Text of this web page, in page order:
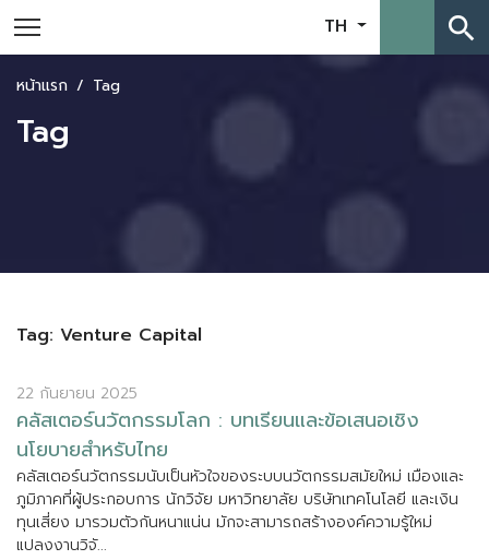
TH search
หน้าแรก Tag
Tag
Tag: Venture Capital
22 กันยายน 2025
คลสเตอรนวตกรรมโลก : บทเรยนและขอเสนอเชง
นโยบายสหรบไทย
คลสเตอรนวตกรรมนบเปนหวใจของระบบนวตกรรมสมยใหม เมองและ
ภมภาคทผประกอบการ นกวจย มหาวทยาลย บรษทเทคโนโลย และเงน
ทนเสยง มารวมตวกนหนาแนน มกจะสามารถสรางองคความรใหม
แปลงงานวจ...